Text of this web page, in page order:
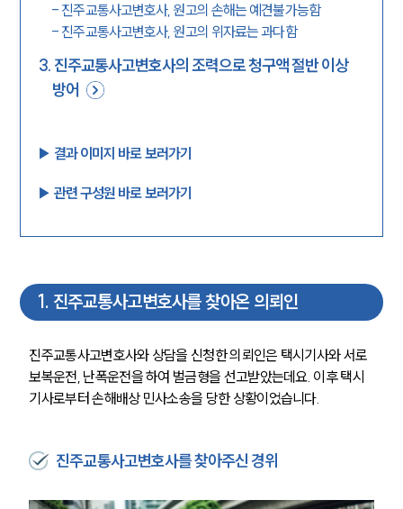
- 진주교통사고변호사, 원고의 손해는 예견불가능함
- 진주교통사고변호사, 원고의 위자료는 과다함
3. 진주교통사고변호사의 조력으로 청구액 절반 이상
방어
▶︎ 결과 이미지 바로 보러가기
▶︎ 관련 구성원 바로 보러가기
1 . 진주교통사고변호사를 찾아온 의뢰인
진주교통사고변호사와 상담을 신청한 의뢰인은 택시기사와 서로
보복운전, 난폭운전을 하여 벌금형을 선고받았는데요. 이후 택시
기사로부터 손해배상 민사소송을 당한 상황이었습니다.
진주교통사고변호사를 찾아주신 경위